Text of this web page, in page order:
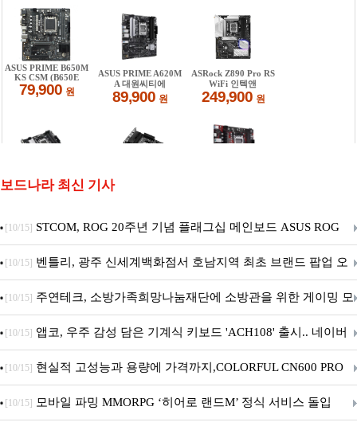
보드나라 최신 기사
[10/15] STCOM, ROG 20주년 기념 플래그십 메인보드 ASUS ROG
Crosshair X870E EDITION 20 국내 출시 예정
[10/15] 벤틀리, 광주 신세계백화점서 호남지역 최초 브랜드 팝업 오
픈
[10/15] 주연테크, 소방가족희망나눔재단에 소방관을 위한 게이밍 모
니터·스마트 펫 침대 기부
[10/15] 앱코, 우주 감성 담은 기계식 키보드 'ACH108' 출시.. 네이버
브랜드데이 기획전 진행
[10/15] 현실적 고성능과 용량에 가격까지,COLORFUL CN600 PRO
M.2 NVMe 디앤디컴 1TB
[10/15] 모바일 파밍 MMORPG ‘히어로 랜드M’ 정식 서비스 돌입